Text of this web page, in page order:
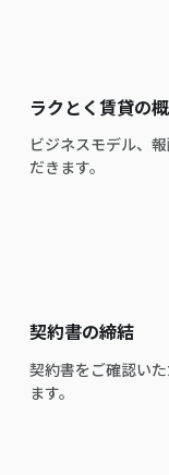
ラクとく賃貸の
ビジネスモデル、
だきます。
契約書の締結
契約書をご確認い
ます。